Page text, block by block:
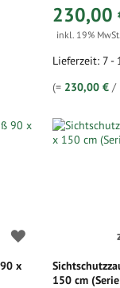
230,00
inkl. 19% MwSt.
Lieferzeit: 7 -
(= 230,00 €/
x
150 cm